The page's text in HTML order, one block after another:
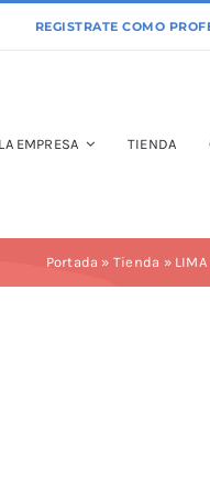
LA EMPRESA TIENDA
Portada » Tienda » LIMA